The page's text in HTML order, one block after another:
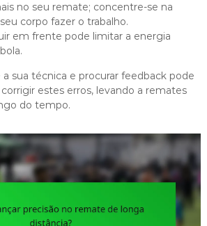
no seu remate; concentre-se na
corpo fazer o trabalho.
em frente pode limitar a energia
sua técnica e procurar feedback pode
estes erros, levando a remates
do tempo.